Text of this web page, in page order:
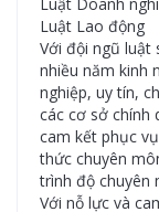
Luật Lao động
Với đội ngũ luật
nhiều năm kinh
nghiệp, uy tín,
các cơ sở chính
cam kết phục
thức chuyên
trình độ chuyên
Với nỗ lực và